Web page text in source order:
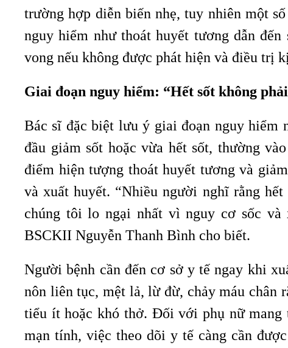
trường hợp diễn biến nhẹ, tuy nhiên một
nguy hiểm như thoát huyết tương dẫn
vong nếu không được phát hiện và điều trị
Giai đoạn nguy hiểm: “Hết sốt không
Bác sĩ đặc biệt lưu ý giai đoạn nguy hiểm
đầu giảm sốt hoặc vừa hết sốt, thường
điểm hiện tượng thoát huyết tương và
và xuất huyết. “Nhiều người nghĩ rằng
chúng tôi lo ngại nhất vì nguy cơ sốc và
BSCKII Nguyễn Thanh Bình cho biết.
Người bệnh cần đến cơ sở y tế ngay khi
nôn liên tục, mệt lả, lừ đừ, chảy máu chân
tiểu ít hoặc khó thở. Đối với phụ nữ mang
mạn tính, việc theo dõi y tế càng cần